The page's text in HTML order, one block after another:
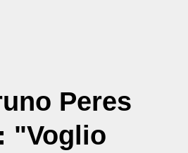
Peres
"Voglio